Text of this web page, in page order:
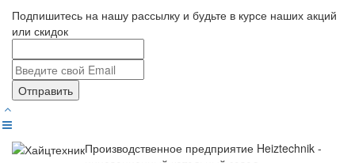
Подпишитесь на нашу рассылку и будьте в курсе наших акций
или скидок
Отправить
Производственное предприятие Heiztechnik -